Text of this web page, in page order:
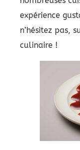
expérience
n’hésitez pas,
culinaire !